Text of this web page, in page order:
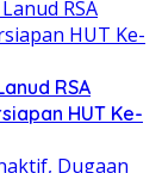
RSA
HUT Ke-